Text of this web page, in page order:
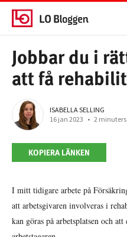
START/ JOBBAR DU I
Jobbar du i
att få
ISABELLA SELLING
16 jan 2023 • 2
KOPIERA LÄNKEN
I mitt tidigare arbete på
att arbetsgivaren involveras i
kan göras på arbetsplatsen och